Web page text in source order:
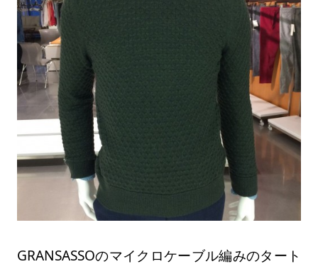
GRANSASSOのマイクロケーブル編みのタート